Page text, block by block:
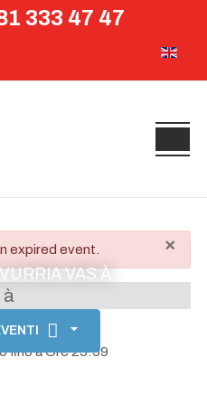
333 47 47
×
expired event.
VAS À
fino a Ore 23:59